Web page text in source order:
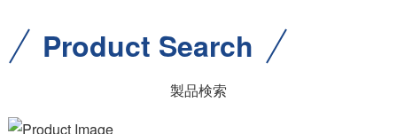
Product Search
製品検索